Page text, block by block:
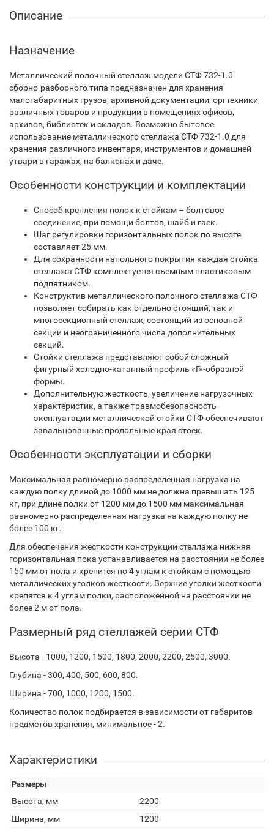
Описание
Назначение
Металлический полочный стеллаж модели СТФ 732-1.0
сборно-разборного типа предназначен для хранения
малогабаритных грузов, архивной документации, оргтехники,
различных товаров и продукции в помещениях офисов,
архивов, библиотек и складов. Возможно бытовое
использование металлического стеллажа СТФ 732-1.0 для
хранения различного инвентаря, инструментов и домашней
утвари в гаражах, на балконах и даче.
Особенности конструкции и комплектации
Способ крепления полок к стойкам – болтовое
соединение, при помощи болтов, шайб и гаек.
Шаг регулировки горизонтальных полок по высоте
составляет 25 мм.
Для сохранности напольного покрытия каждая стойка
стеллажа СТФ комплектуется съемным пластиковым
подпятником.
Конструктив металлического полочного стеллажа СТФ
позволяет собирать как отдельно стоящий, так и
многосекционный стеллаж, состоящий из основной
секции и неограниченного числа дополнительных
секций.
Стойки стеллажа представляют собой сложный
фигурный холодно-катанный профиль «Г»-образной
формы.
Дополнительную жесткость, увеличение нагрузочных
характеристик, а также травмобезопасность
эксплуатации металлической стойки СТФ обеспечивают
завальцованные продольные края стоек.
Особенности эксплуатации и сборки
Максимальная равномерно распределенная нагрузка на
каждую полку длиной до 1000 мм не должна превышать 125
кг, при длине полки от 1200 мм до 1500 мм максимальная
равномерно распределенная нагрузка на каждую полку не
более 100 кг.
Для обеспечения жесткости конструкции стеллажа нижняя
горизонтальная пока устанавливается на расстоянии не более
150 мм от пола и крепится по 4 углам к стойкам с помощью
металлических уголков жесткости. Верхние уголки жесткости
крепятся к 4 углам полки, расположенной на расстоянии не
более 2 м от пола.
Размерный ряд стеллажей серии СТФ
Высота - 1000, 1200, 1500, 1800, 2000, 2200, 2500, 3000.
Глубина - 300, 400, 500, 600, 800.
Ширина - 700, 1000, 1200, 1500.
Количество полок подбирается в зависимости от габаритов
предметов хранения, минимальное - 2.
Характеристики
Размеры
Высота, мм
2200
Ширина, мм
1200